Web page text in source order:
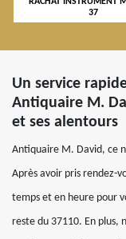
RACHAT INSTRUMENT
37
Un service
Antiquaire M.
et ses alentours
Antiquaire M. David, ce
Après avoir pris rendez-
temps et en heure pour
reste du 37110. En plus,